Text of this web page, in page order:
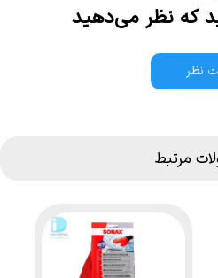
که نظر می‌دهید
نظر
مرتبط